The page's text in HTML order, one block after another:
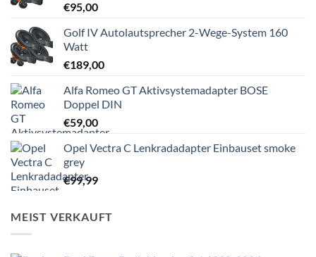
€95,00
Golf IV Autolautsprecher 2-Wege-System 160
Watt
€189,00
Alfa Romeo GT Aktivsystemadapter BOSE
Doppel DIN
€59,00
Opel Vectra C Lenkradadapter Einbauset smoke
grey
€99,99
MEIST VERKAUFT